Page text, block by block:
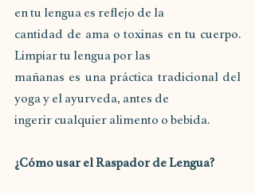
en tu lengua es reflejo de la
cantidad de ama o toxinas en tu cuerpo.
Limpiar tu lengua por las
mañanas es una práctica tradicional del
yoga y el ayurveda, antes de
ingerir cualquier alimento o bebida.
¿Cómo usar el Raspador de Lengua?